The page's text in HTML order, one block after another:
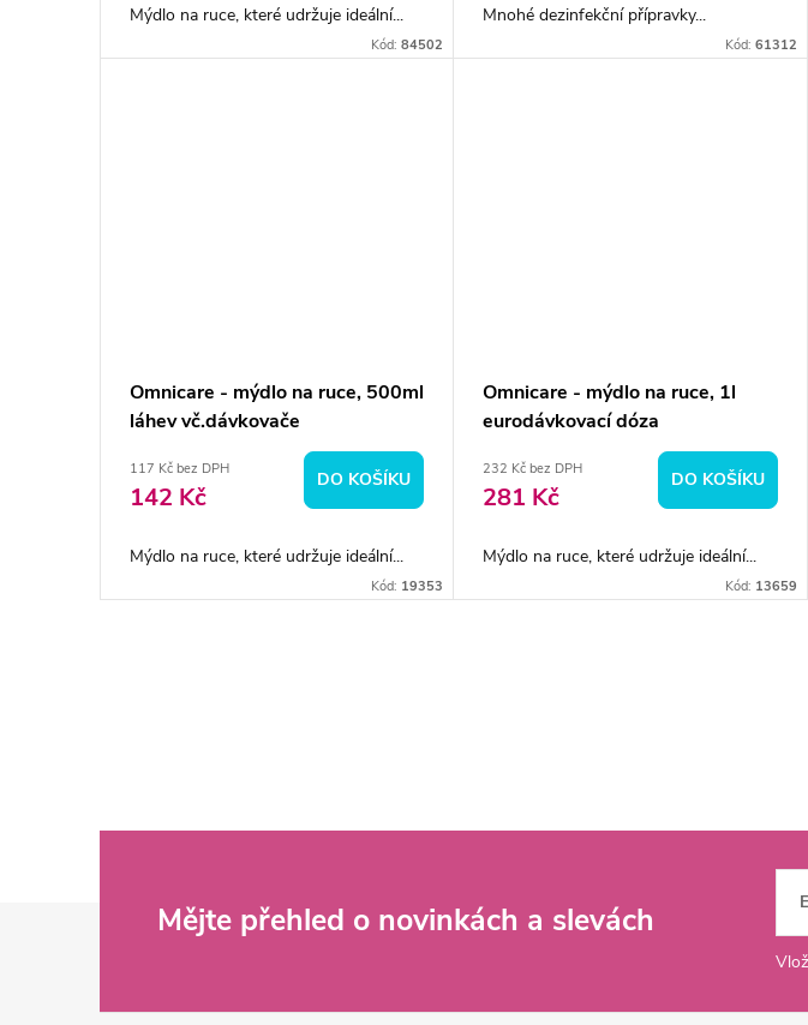
Mýdlo na ruce, které udržuje ideální...
Kód:84502
Mnohé dezinfekční přípravky...
Kód: 61312
Omnicare - mýdlo na ruce, 500ml
láhev vč.dávkovače
117 Kč bez DPH
142 Kč
DO KOŠÍKU
Mýdlo na ruce, které udržuje ideální...
Kód: 19353
Omnicare - mýdlo na ruce, 1l
eurodávkovací dóza
232 Kč bez DPH
281 Kč
DO KOŠÍKU
Mýdlo na ruce, které udržuje ideální...
Kód: 13659
á
Mějte přehled o novinkách a slevách